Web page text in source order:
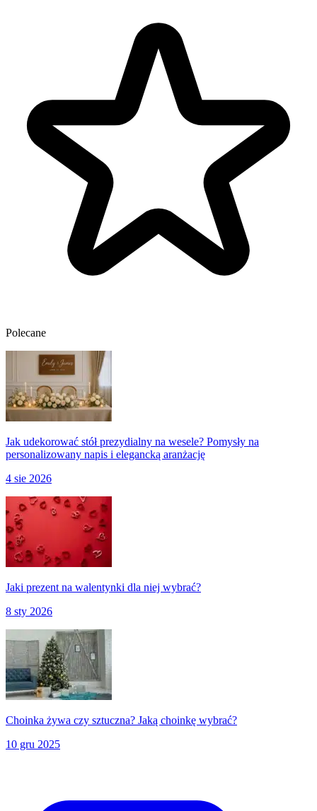
Polecane
Jak udekorować stół prezydialny na wesele? Pomysły na
personalizowany napis i elegancką aranżację
4 sie 2026
Jaki prezent na walentynki dla niej wybrać?
8 sty 2026
Choinka żywa czy sztuczna? Jaką choinkę wybrać?
10 gru 2025